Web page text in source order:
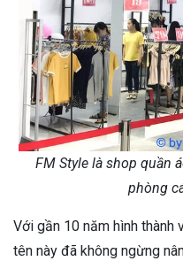
FM Style là shop quần
phòng
Với gần 10 năm hình thành
tên này đã không ngừng